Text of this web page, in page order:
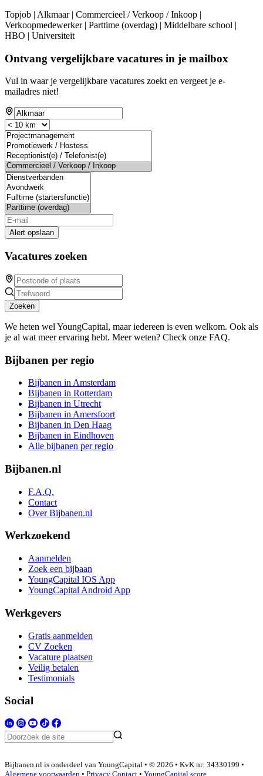
Topjob | Alkmaar | Commercieel / Verkoop / Inkoop |
Verkoopmedewerker | Parttime (overdag) | Middelbare school |
HBO | Universiteit
Ontvang vergelijkbare vacatures in je mailbox
Vul in waar je vergelijkbare vacatures zoekt en vergeet je e-
mailadres niet!
Alert opslaan
Vacatures zoeken
Zoeken
We heten wel YoungCapital, maar iedereen is even welkom. Ook als
je al wat meer ervaring hebt. Meer weten? Check onze FAQ.
Bijbanen per regio
Bijbanen in Amsterdam
Bijbanen in Rotterdam
Bijbanen in Utrecht
Bijbanen in Amersfoort
Bijbanen in Den Haag
Bijbanen in Eindhoven
Alle bijbanen per regio
Bijbanen.nl
F.A.Q.
Contact
Over Bijbanen.nl
Werkzoekend
Aanmelden
Zoek een bijbaan
YoungCapital IOS App
YoungCapital Android App
Werkgevers
Gratis aanmelden
CV Zoeken
Vacature plaatsen
Veilig betalen
Testimonials
Social
Bijbanen.nl is onderdeel van YoungCapital • © 2026 • KvK nr: 34330199 •
Algemene voorwaarden • Privacy Contact • YoungCapital score